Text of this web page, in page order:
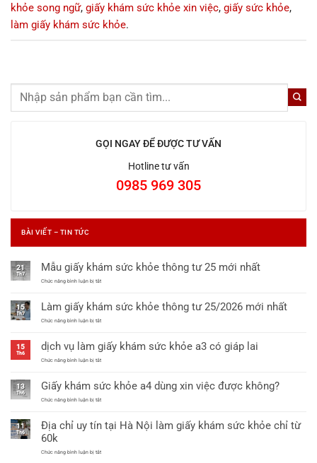
GỌI NGAY ĐỂ ĐƯỢC TƯ VẤN
Hotline tư vấn
0985 969 305
BÀI VIẾT – TIN TỨC
21
Th7
Mẫu giấy khám sức khỏe thông tư 25 mới nhất
Chức năng bình luận bị tắtở
khám
sức
khỏe
25
mới
nhất
15
Th7
Làm giấy khám sức khỏe thông tư 25/2026 mới nhất
Chức năng bình luận bị tắtở
khám
sức
khỏe
25/2026
mới
nhất
15
Th6
dịch vụ làm giấy khám sức khỏe a3 có giáp lai
Chức năng bình luận bị tắtở
làm
giấy
khám
a3
có
13
Th6
Giấy khám sức khỏe a4 dùng xin việc được không?
Chức năng bình luận bị tắtở
sức
khỏe
xin
11
Th6
Địa chỉ uy tín tại Hà Nội làm giấy khám sức khỏe chỉ từ
60k
Chức năng bình luận bị tắtở
khỏe song ngữ, giấy khám sức khỏe xin việc, giấy sức khỏe,
làm giấy khám sức khỏe.